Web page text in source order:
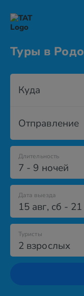
Туры в
Куда
Отправление
7 - 9 ночей
Длительность
Дата выезда
15 авг, сб - 21
2 взрослых
Туристы